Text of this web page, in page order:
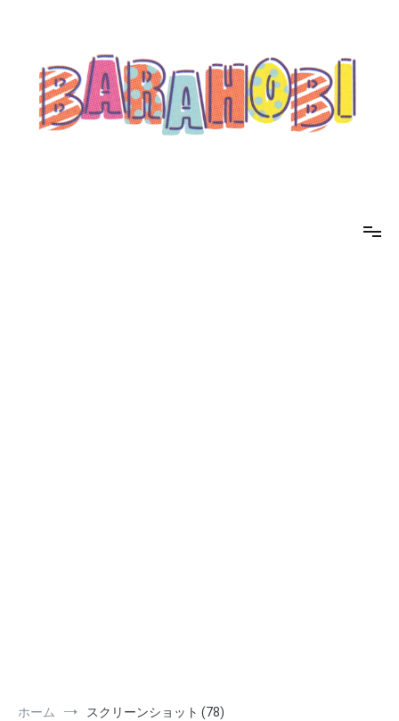
ホーム スクリーンショット (78)